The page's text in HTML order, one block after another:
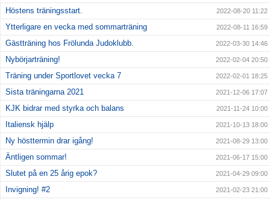
Höstens träningsstart. 2022-08-20 11:22
Ytterligare en vecka med sommarträning 2022-08-11 16:59
Gästträning hos Frölunda Judoklubb. 2022-03-30 14:46
Nybörjarträning! 2022-02-04 20:50
Träning under Sportlovet vecka 7 2022-02-01 18:25
Sista träningarna 2021 2021-12-06 17:07
KJK bidrar med styrka och balans 2021-11-24 10:00
Italiensk hjälp 2021-10-13 18:00
Ny hösttermin drar igång! 2021-08-29 13:00
Äntligen sommar! 2021-06-17 15:00
Slutet på en 25 årig epok? 2021-04-29 09:00
Invigning! #2 2021-02-23 21:00